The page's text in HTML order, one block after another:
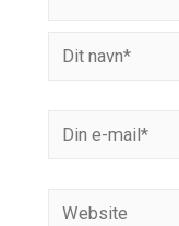
Dit
Din
Website